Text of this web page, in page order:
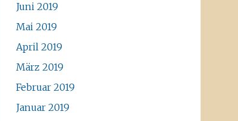
Juni 2019
Mai 2019
April 2019
März 2019
Februar 2019
Januar 2019